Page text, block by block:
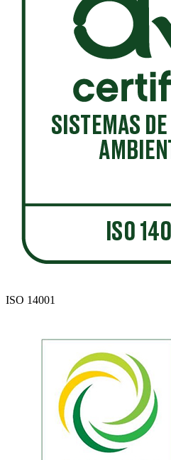
ISO 14001